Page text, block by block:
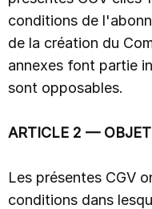
conditions de
de la création du
annexes font partie
sont opposables.
ARTICLE 2 — OBJET
Les présentes CGV
conditions dans